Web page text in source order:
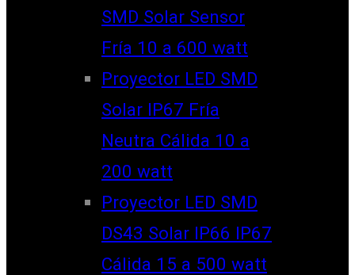
SMD Solar Sensor
Fría 10 a 600 watt
Proyector LED SMD
Solar IP67 Fría
Neutra Cálida 10 a
200 watt
Proyector LED SMD
DS43 Solar IP66 IP67
Cálida 15 a 500 watt